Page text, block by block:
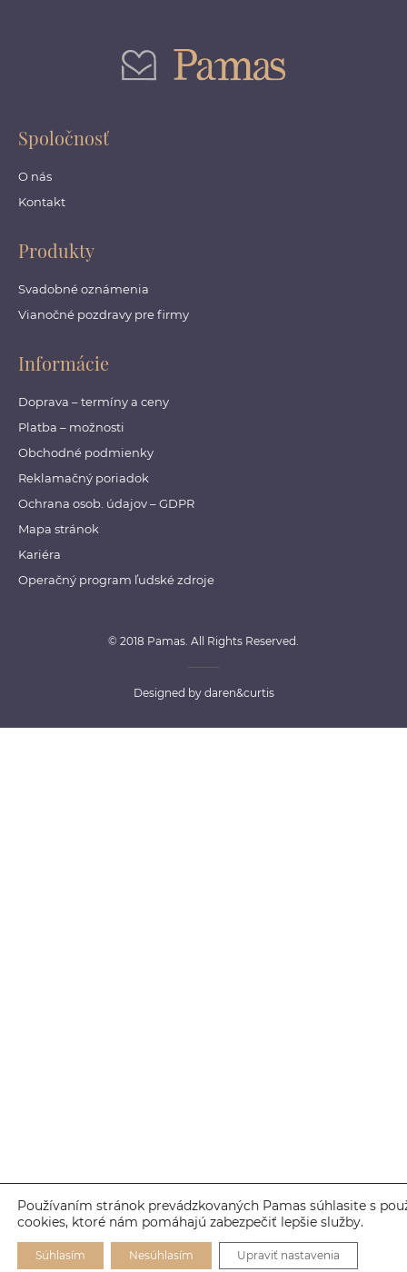
Spoločnosť
O nás
Kontakt
Produkty
Svadobné oznámenia
Vianočné pozdravy pre firmy
Informácie
Doprava – termíny a ceny
Platba – možnosti
Obchodné podmienky
Reklamačný poriadok
Ochrana osob. údajov – GDPR
Mapa stránok
Kariéra
Operačný program ľudské zdroje
© 2018 Pamas. All Rights Reserved.
Designed by daren&curtis
Používaním stránok prevádzkovaných Pamas súhlasite s
cookies, ktoré nám pomáhajú zabezpečiť lepšie služby.
Súhlasím Nesúhlasím Upraviť nastavenia